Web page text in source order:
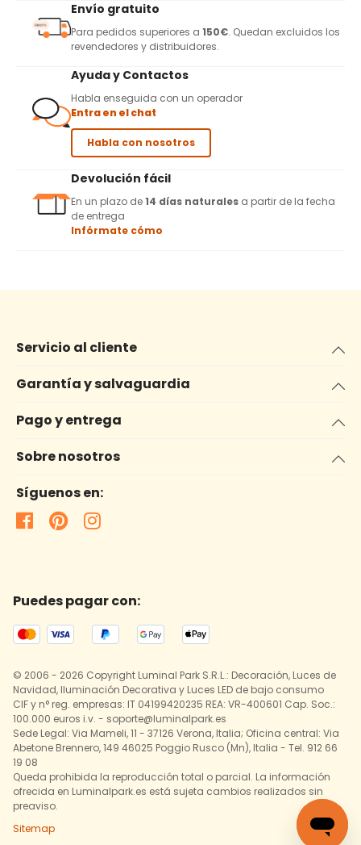
Envío gratuito
Para pedidos superiores a 150€. Quedan excluidos los
revendedores y distribuidores.
Ayuda y Contactos
Habla enseguida con un operador
Entra en el chat
Habla con nosotros
Devolución fácil
En un plazo de14 días naturales a partir de la fecha
de entrega
Infórmate cómo
Servicio al cliente
Garantía y salvaguardia
Pago y entrega
Sobre nosotros
Síguenos en:
Puedes pagar con:
© 2006 - 2026 Copyright Luminal Park S.R.L.: Decoración, Luces de
Navidad, Iluminación Decorativa y Luces LED de bajo consumo
CIF y n° reg. empresas: IT 04199420235 REA: VR-400601 Cap. Soc.:
100.000 euros i.v. - soporte@luminalpark.es
Sede Legal: Via Mameli, 11 - 37126 Verona, Italia; Oficina central: Via
Abetone Brennero, 149 46025 Poggio Rusco (Mn), Italia - Tel. 912 66
19 08
Queda prohibida la reproducción total o parcial. La información
ofrecida en Luminalpark.es está sujeta cambios realizados sin
preaviso.
Sitemap